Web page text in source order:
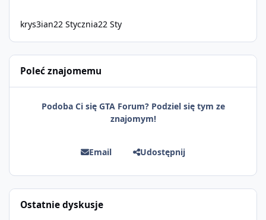
krys3ian22 Stycznia22 Sty
Poleć znajomemu
Podoba Ci się GTA Forum? Podziel się tym ze
znajomym!
Email Udostępnij
Ostatnie dyskusje